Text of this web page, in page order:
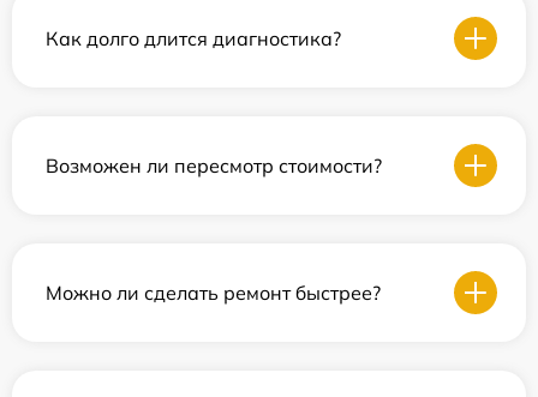
Как долго длится диагностика?
Возможен ли пересмотр стоимости?
Можно ли сделать ремонт быстрее?